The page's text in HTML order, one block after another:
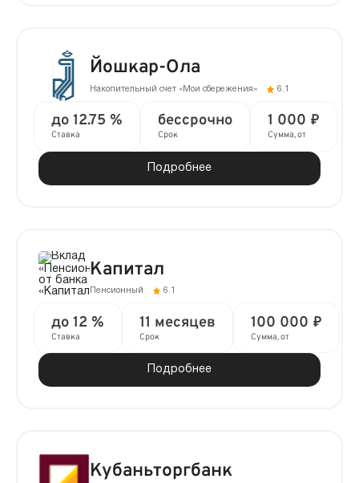
Йошкар-Ола
Накопительный счет «Мои сбережения» 6.1
до 12.75 %
Ставка
бессрочно
Срок
1 000 ₽
Сумма, от
Подробнее
Капитал
Пенсионный 6.1
до 12 %
Ставка
11 месяцев
Срок
100 000 ₽
Сумма, от
Подробнее
Кубаньторгбанк